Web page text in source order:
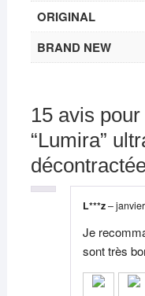
ORIGINAL
BRAND NEW
15 avis pour
“Lumira”
L***z–
Je
sont très